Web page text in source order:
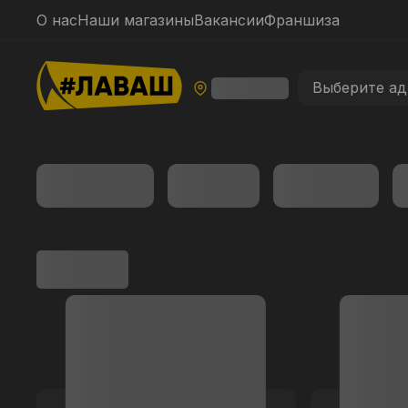
О насНаши магазиныВакансииФраншиза
Выберите